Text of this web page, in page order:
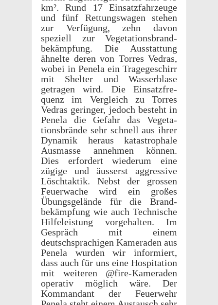
km². Rund 17 Einsatz­fahrzeuge
und fünf Rettungswa­gen stehen
zur Verfü­gung, zehn davon
speziell zur Vege­ta­tions­brand­
bekämp­fung. Die Ausstat­tung
ähnelte deren von Torres Vedras,
wobei in Penela ein Tragegeschirr
mit Shel­ter und Wasserblase
getra­gen wird. Die Einsatzfre­
quenz im Vergle­ich zu Torres
Vedras geringer, jedoch besteht in
Penela die Gefahr das Vege­ta­
tions­brände sehr schnell aus ihrer
Dynamik heraus katas­trophale
Ausmasse annehmen können.
Dies erfordert wiederum eine
zügige und äusserst aggres­sive
Löschtak­tik. Nebst der grossen
Feuerwache wird ein großes
Übungs­gelände für die Brand­
bekämp­fung wie auch Tech­nis­che
Hilfeleis­tung vorge­hal­ten. Im
Gespräch mit einem
deutschsprachi­gen Kamer­aden aus
Penela wurden wir informiert,
dass auch für uns eine Hospi­ta­tion
mit weit­eren @fire-Kameraden
oper­a­tiv möglich wäre. Der
Komman­dant der Feuer­wehr